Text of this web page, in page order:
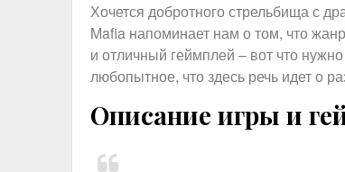
Хочется добротного стрельбища с
Mafia напоминает нам о том, что
и отличный геймплей – вот что
любопытное, что здесь речь идет о
Описание игры и